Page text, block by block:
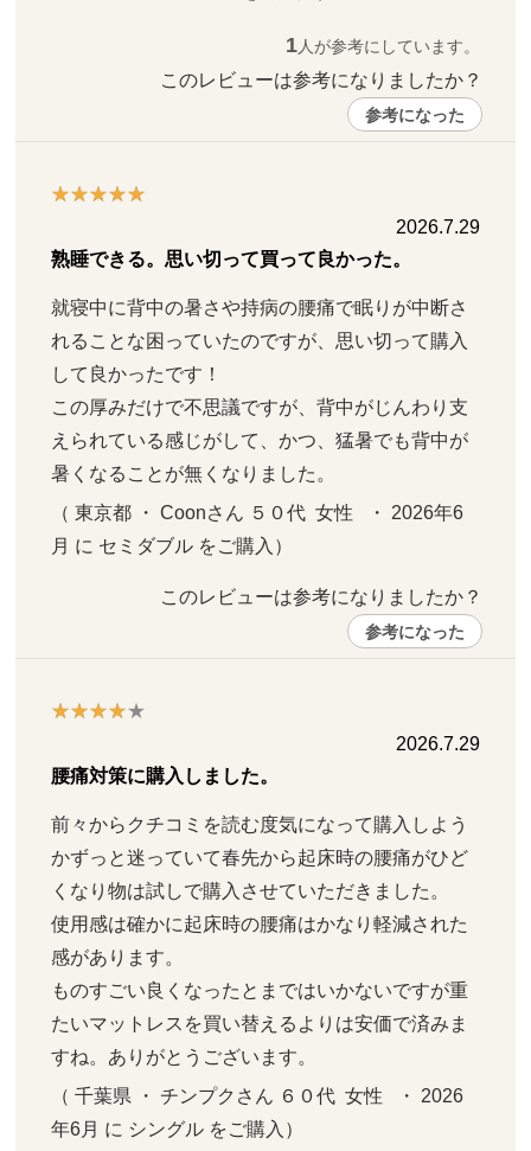
1人が参考にしています。
このレビューは参考になりましたか？
参考になった
2026.7.29
熟睡できる。思い切って買って良かった。
就寝中に背中の暑さや持病の腰痛で眠りが中断さ
れることな困っていたのですが、思い切って購入
して良かったです！
この厚みだけで不思議ですが、背中がじんわり支
えられている感じがして、かつ、猛暑でも背中が
暑くなることが無くなりました。
（ 東京都 ・ Coonさん ５０代  女性   ・ 2026年6
月 に セミダブル をご購入）
このレビューは参考になりましたか？
参考になった
2026.7.29
腰痛対策に購入しました。
前々からクチコミを読む度気になって購入しよう
かずっと迷っていて春先から起床時の腰痛がひど
くなり物は試しで購入させていただきました。
使用感は確かに起床時の腰痛はかなり軽減された
感があります。
ものすごい良くなったとまではいかないですが重
たいマットレスを買い替えるよりは安価で済みま
すね。ありがとうございます。
（ 千葉県 ・ チンプクさん ６０代  女性   ・ 2026
年6月 に シングル をご購入）